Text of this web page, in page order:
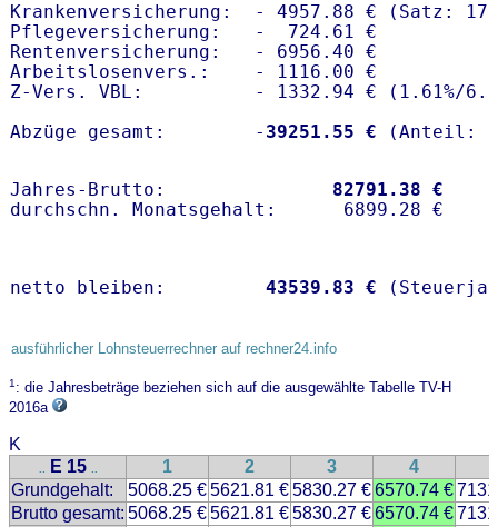
Krankenversicherung:  - 4957.88 € (Satz:
Pflegeversicherung:   -  724.61 €
Rentenversicherung:   - 6956.40 €
Arbeitslosenvers.:    - 1116.00 €
Z-Vers. VBL:          - 1332.94 € ( 1.61%/
Abzüge gesamt:        - 39251.55 €
Jahres-Brutto: 82791.38 €
netto bleiben: 43539.83 €
ausführlicher Lohnsteuerrechner auf rechner24.info
1: die Jahresbeträge beziehen sich auf die ausgewählte Tabelle TV-H
2016a
K
.. E 15 .. 1 2 3 4
Grundgehalt:
5068.25 €5621.81 €5830.27 €6570.74 €
Brutto gesamt: 5068.25 €5621.81 €5830.27 €6570.74 €